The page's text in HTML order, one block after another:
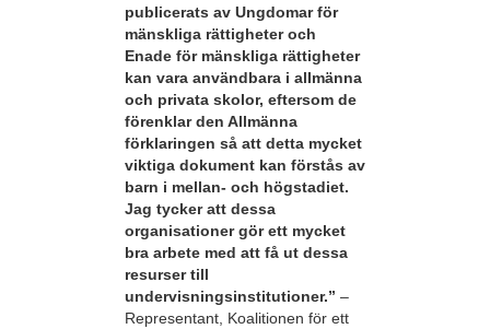
publicerats av Ungdomar för
mänskliga rättigheter och
Enade för mänskliga rättigheter
kan vara användbara i allmänna
och privata skolor, eftersom de
förenklar den Allmänna
förklaringen så att detta mycket
viktiga dokument kan förstås av
barn i mellan- och högstadiet.
Jag tycker att dessa
organisationer gör ett mycket
bra arbete med att få ut dessa
resurser till
undervisningsinstitutioner.” –
Representant, Koalitionen för ett